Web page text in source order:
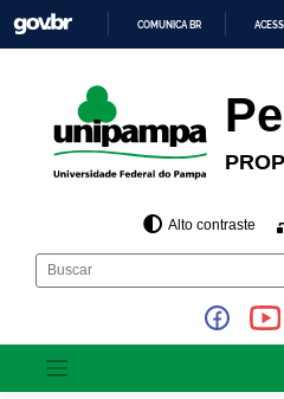
para
o
COMUNICA BR
Alto contraste